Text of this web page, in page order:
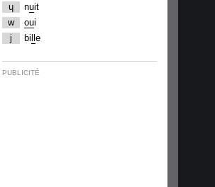
ɥ
nuit
w
oui
j
bi e
PUBLICITÉ